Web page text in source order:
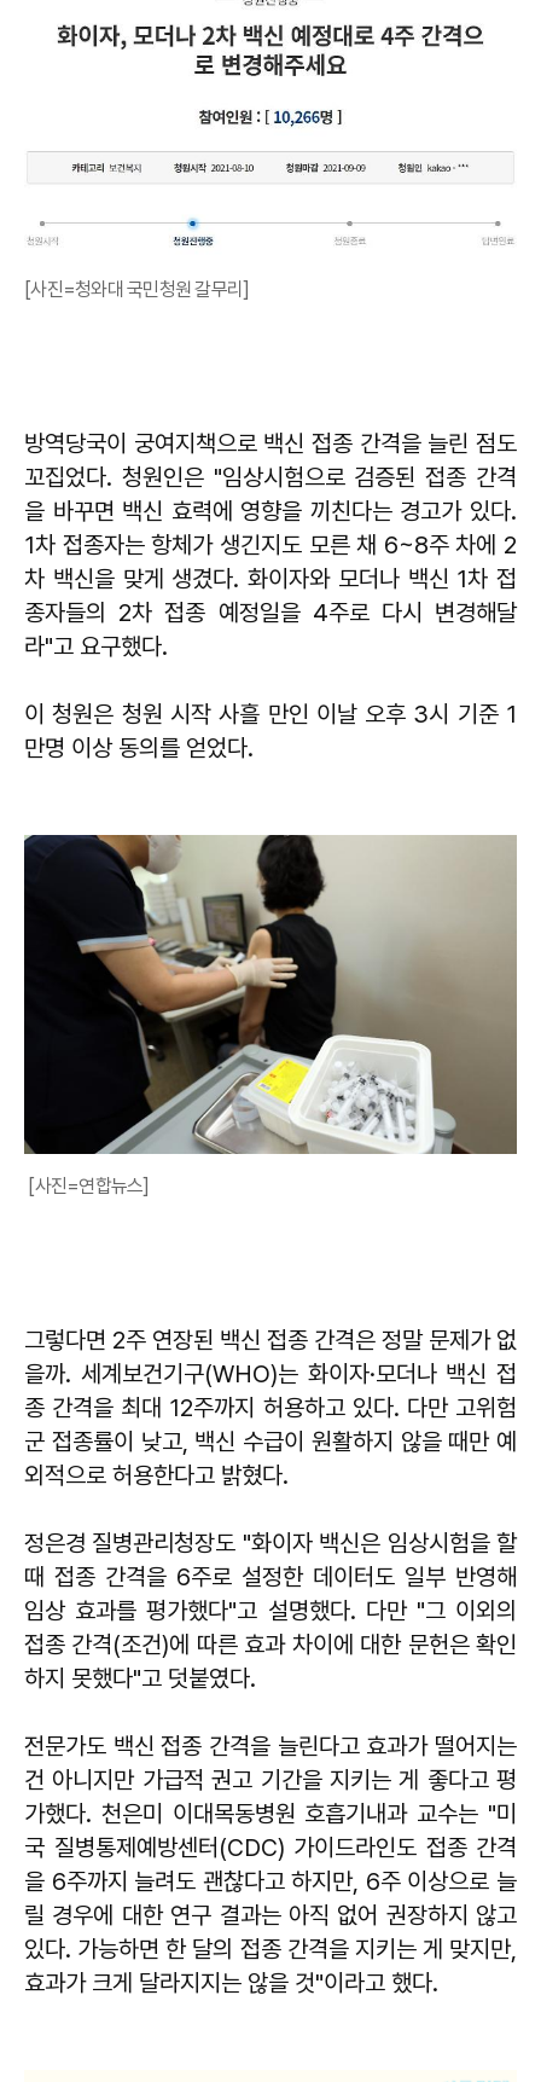
[사진=청와대 국민청원 갈무리]
방역당국이 궁여지책으로 백신 접종 간격을 늘린 점도
꼬집었다. 청원인은 "임상시험으로 검증된 접종 간격
을 바꾸면 백신 효력에 영향을 끼친다는 경고가 있다.
1차 접종자는 항체가 생긴지도 모른 채 6~8주 차에 2
차 백신을 맞게 생겼다. 화이자와 모더나 백신 1차 접
종자들의 2차 접종 예정일을 4주로 다시 변경해달
라"고 요구했다.
이 청원은 청원 시작 사흘 만인 이날 오후 3시 기준 1
만명 이상 동의를 얻었다.
[사진=연합뉴스]
그렇다면 2주 연장된 백신 접종 간격은 정말 문제가 없
을까. 세계보건기구(WHO)는 화이자·모더나 백신 접
종 간격을 최대 12주까지 허용하고 있다. 다만 고위험
군 접종률이 낮고, 백신 수급이 원활하지 않을 때만 예
외적으로 허용한다고 밝혔다.
정은경 질병관리청장도 "화이자 백신은 임상시험을 할
때 접종 간격을 6주로 설정한 데이터도 일부 반영해
임상 효과를 평가했다"고 설명했다. 다만 "그 이외의
접종 간격(조건)에 따른 효과 차이에 대한 문헌은 확인
하지 못했다"고 덧붙였다.
전문가도 백신 접종 간격을 늘린다고 효과가 떨어지는
건 아니지만 가급적 권고 기간을 지키는 게 좋다고 평
가했다. 천은미 이대목동병원 호흡기내과 교수는 "미
국 질병통제예방센터(CDC) 가이드라인도 접종 간격
을 6주까지 늘려도 괜찮다고 하지만, 6주 이상으로 늘
릴 경우에 대한 연구 결과는 아직 없어 권장하지 않고
있다. 가능하면 한 달의 접종 간격을 지키는 게 맞지만,
효과가 크게 달라지지는 않을 것"이라고 했다.